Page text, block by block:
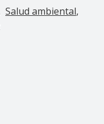
Salud ambiental